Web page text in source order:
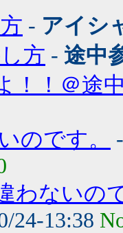
- アイシ
方 - 途中
！！＠途
のです。
わないの
24-13:38